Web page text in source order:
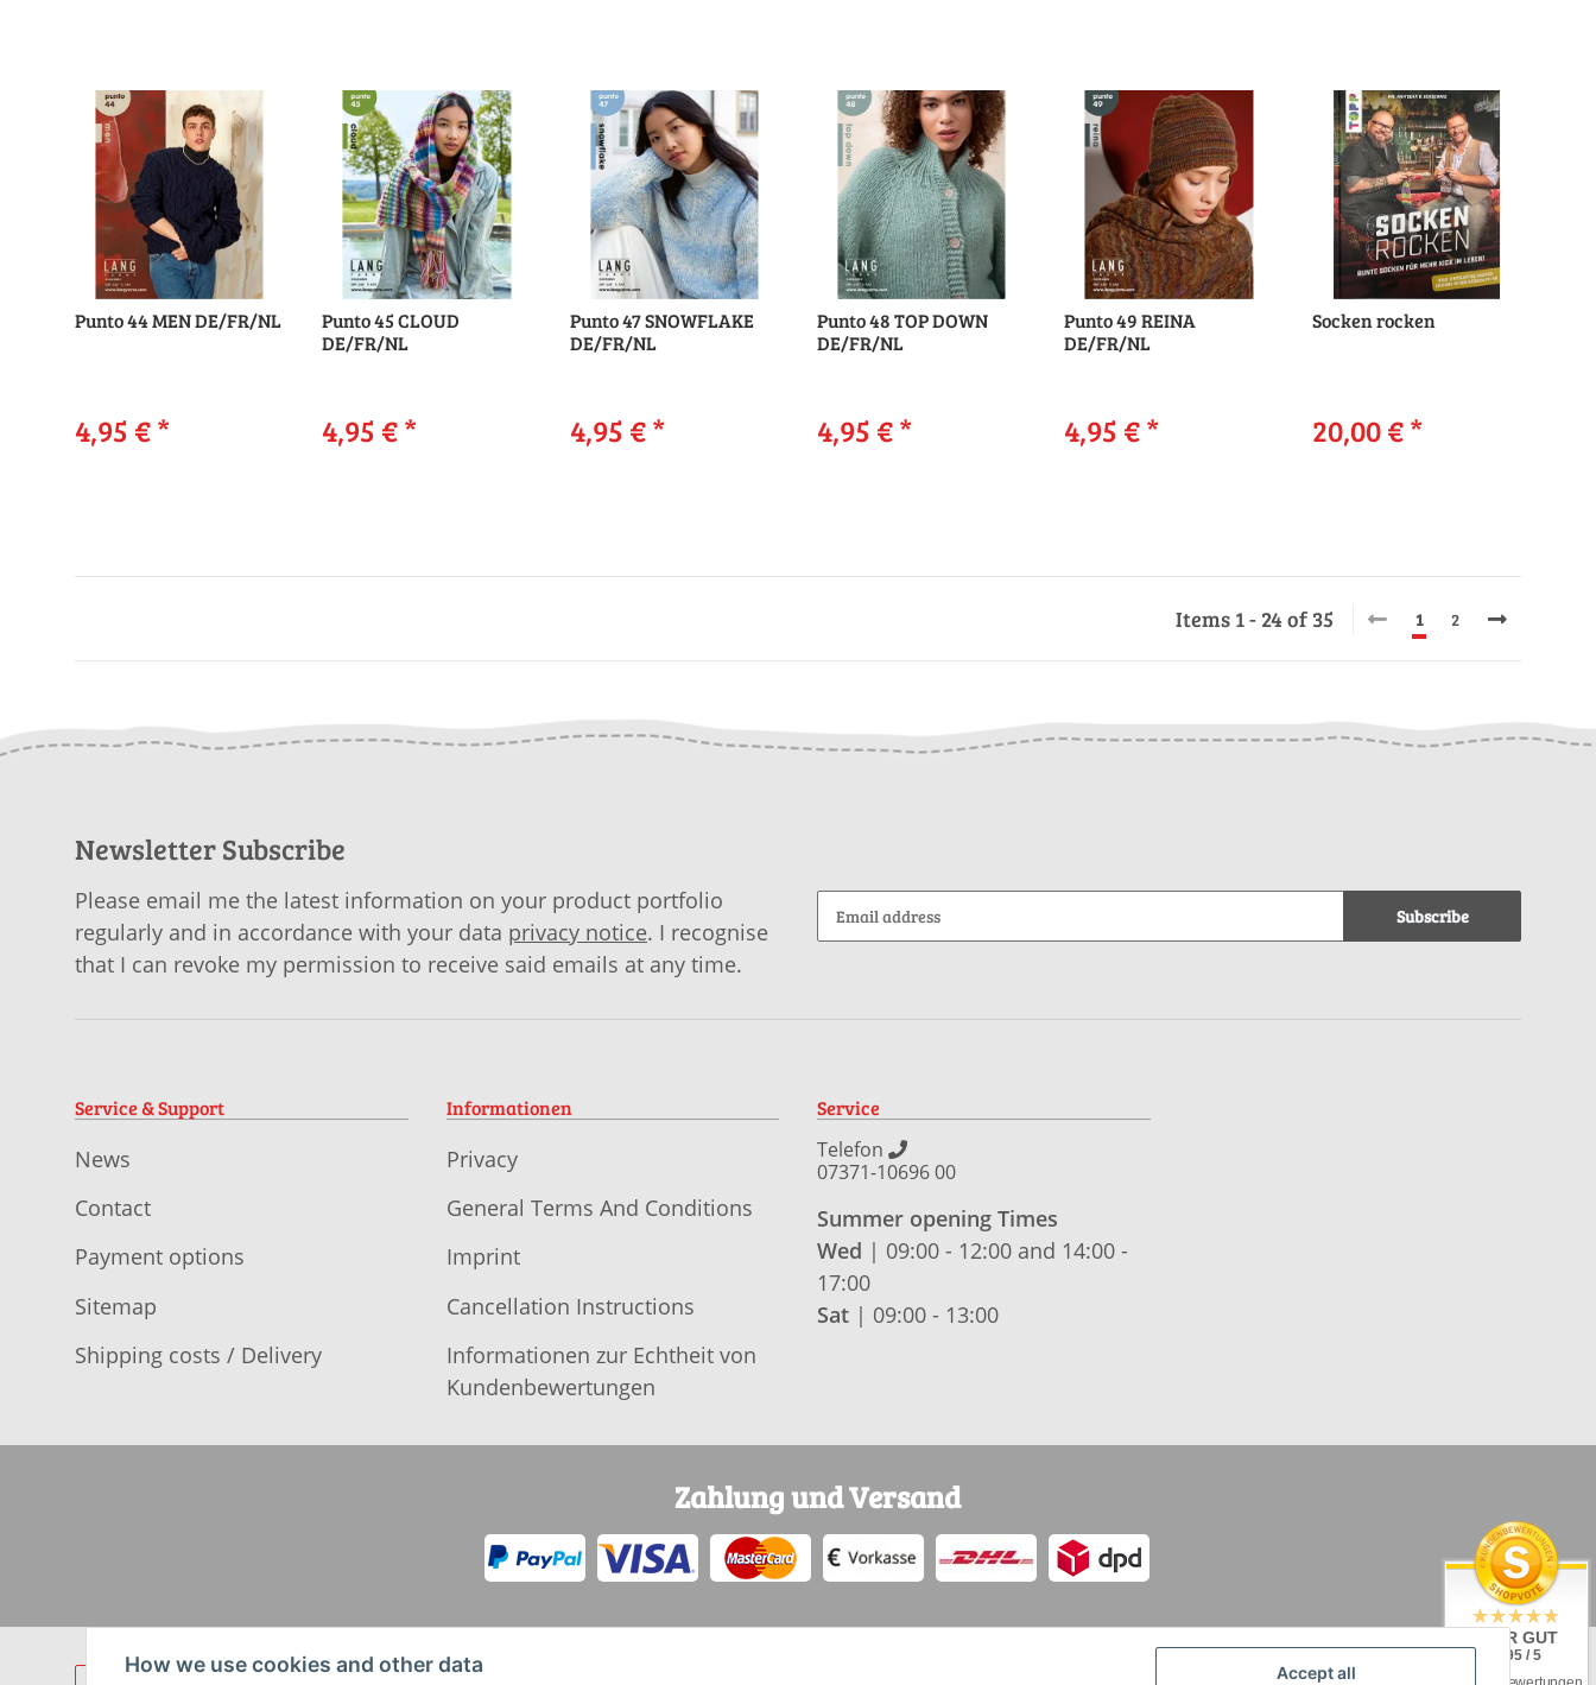
Punto 44 MEN DE/FR/NL
4,95 €*
Punto 45 CLOUD
DE/FR/NL
4,95 €*
Punto 47 SNOWFLAKE
DE/FR/NL
4,95 €*
Punto 48 TOP DOWN
DE/FR/NL
4,95 €*
Punto 49 REINA
DE/FR/NL
4,95 €*
Socken rocken
20,00 €*
Items 1 - 24 of 35 1 2
Newsletter Subscribe
Please email me the latest information on your product portfolio
regularly and in accordance with your data privacy notice. I recognise
that I can revoke my permission to receive said emails at any time.
Subscribe
Service & Support
News
Contact
Payment options
Sitemap
Shipping costs / Delivery
Informationen
Privacy
General Terms And Conditions
Imprint
Cancellation Instructions
Informationen zur Echtheit von
Kundenbewertungen
Service
Telefon
07371-10696 00
Summer opening Times
Wed | 09:00 - 12:00 and 14:00 -
17:00
Sat | 09:00 - 13:00
Zahlung und Versand
How we use cookies and other data Accept all
SEHR GUT
4.95 / 5